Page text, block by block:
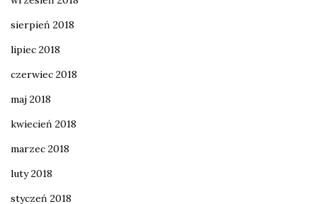
sierpień 2018
lipiec 2018
czerwiec 2018
maj 2018
kwiecień 2018
marzec 2018
luty 2018
styczeń 2018